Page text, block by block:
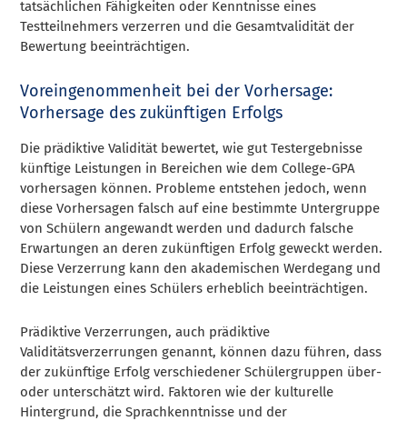
tatsächlichen Fähigkeiten oder Kenntnisse eines
Testteilnehmers verzerren und die Gesamtvalidität der
Bewertung beeinträchtigen.
Voreingenommenheit bei der Vorhersage:
Vorhersage des zukünftigen Erfolgs
Die prädiktive Validität bewertet, wie gut Testergebnisse
künftige Leistungen in Bereichen wie dem College-GPA
vorhersagen können. Probleme entstehen jedoch, wenn
diese Vorhersagen falsch auf eine bestimmte Untergruppe
von Schülern angewandt werden und dadurch falsche
Erwartungen an deren zukünftigen Erfolg geweckt werden.
Diese Verzerrung kann den akademischen Werdegang und
die Leistungen eines Schülers erheblich beeinträchtigen.
Prädiktive Verzerrungen, auch prädiktive
Validitätsverzerrungen genannt, können dazu führen, dass
der zukünftige Erfolg verschiedener Schülergruppen über-
oder unterschätzt wird. Faktoren wie der kulturelle
Hintergrund, die Sprachkenntnisse und der